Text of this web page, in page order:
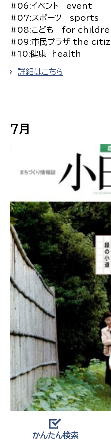
かんたん検索
#06:イベント event
#07:スポーツ sports
#08:こども for
#09:市民プラザ the
#10:健康 health
詳細はこちら
7月